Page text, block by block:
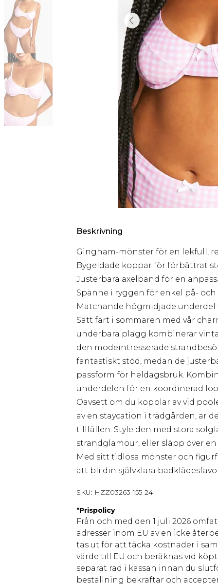
Beskrivning
Gingham-mönster för en lekfull,
Bygeldade koppar för förbättrat
Justerbara axelband för en
Spänne i ryggen för enkel på-
Matchande högmidjade
Sätt fart i sommaren med vår
underbara plagg kombinerar
den modeintresserade
fantastiskt stöd, medan de
passform för heldagsbruk.
underdelen för en koordinerad
Oavsett om du kopplar av vid
av en staycation i trädgården, är
tillfällen. Style den med stora
strandglamour, eller släpp över
Med sitt tidlösa mönster och
att bli din självklara
SKU: HZZ03263-155-24
*Prispolicy
Från och med den 1 juli 2026
adresser inom EU av en icke
tas ut för att täcka kostnader i
värde till EU och beräknas vid
separat rad i kassan innan du
beställning bekräftar och